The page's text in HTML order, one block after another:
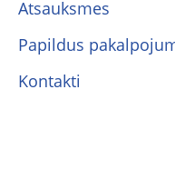
Atsauksmes
Papildus
Kontakti